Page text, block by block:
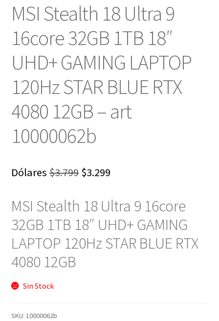
MSI Stealth 18 Ultra 9
16core 32GB 1TB 18″
UHD+ GAMING LAPTOP
120Hz STAR BLUE RTX
4080 12GB – art
10000062b
Dólares$3.799 El
original
era:
$3.799.
$3.299El
actual
es:
$3.299.
MSI Stealth 18 Ultra 9 16core
32GB 1TB 18″ UHD+ GAMING
LAPTOP 120Hz STAR BLUE RTX
4080 12GB
Sin Stock
SKU: 10000062b